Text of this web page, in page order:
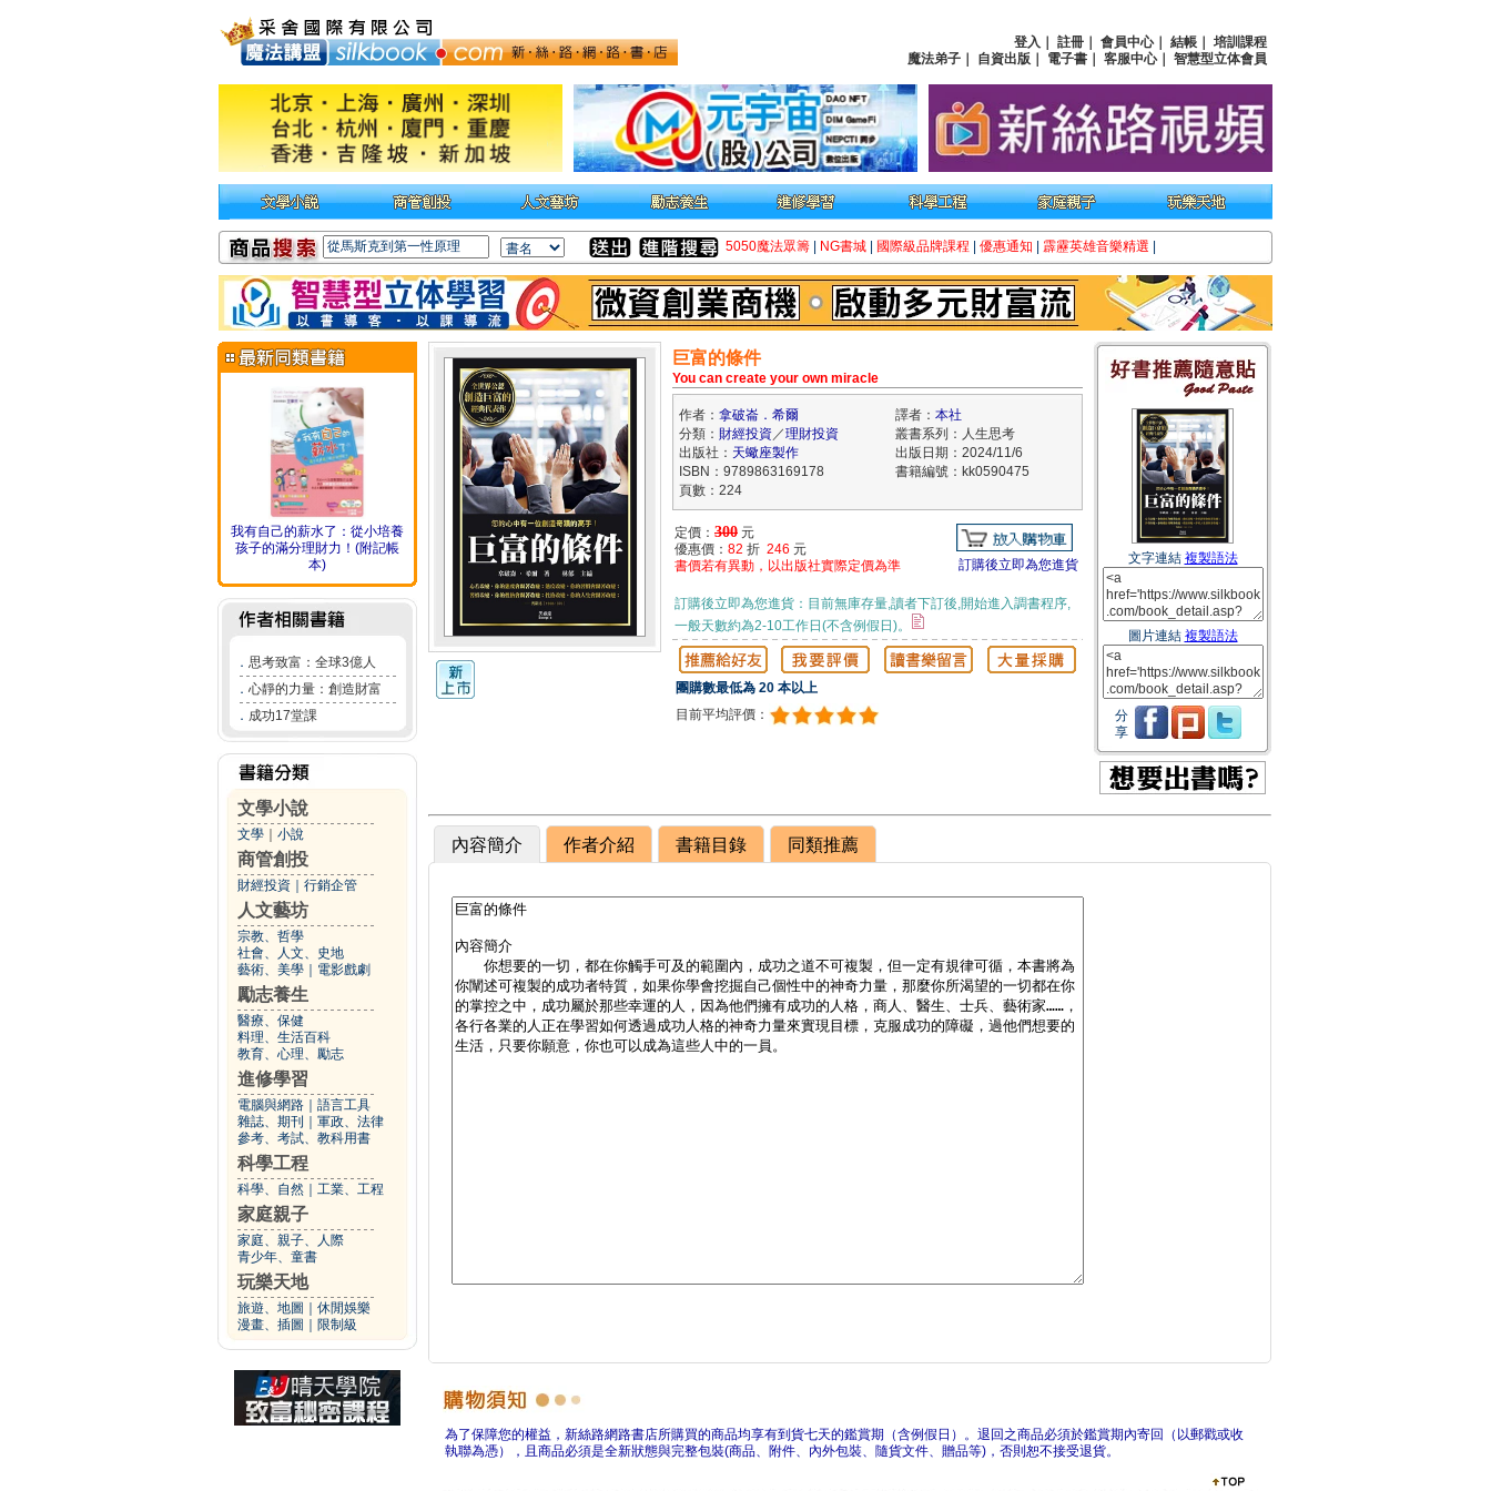
登入 註冊 會員中心｜ 結帳
培訓課程
魔法弟子
自資出版 電子書 客服中心｜ 智慧型立体會員
5050魔法眾籌 NG書城 國際級品牌課程 優惠通知 霹靂英雄音樂精選
我有自己的薪水了：從小培養
孩子的滿分理財力！(附記帳
本)
． 思考致富：全球3億人
． 心靜的力量：創造財富
． 成功17堂課
文學小說
文學 小說
商管創投
財經投資 行銷企管
人文藝坊
宗教、哲學
社會、人文、史地
藝術、美學
電影戲劇
勵志養生
醫療、保健
料理、生活百科
教育、心理、勵志
進修學習
電腦與網路
語言工具
雜誌、期刊
軍政、法律
參考、考試、教科用書
科學工程
科學、自然 工業、工程
家庭親子
家庭、親子、人際
青少年、童書
玩樂天地
旅遊、地圖
休閒娛樂
漫畫、插圖
限制級
巨富的條件
You can create your own miracle
作者： 拿破崙．希爾 譯者： 本社
分類： 財經投資／理財投資
叢書系列：人生思考
出版社： 天蠍座製作
出版日期：2024/11/6
ISBN：9789863169178
書籍編號：kk0590475
頁數：224
定價： 300 元
優惠價： 82 折 246 元
書價若有異動，以出版社實際定價為準
訂購後立即為您進貨
訂購後立即為您進貨：目前無庫存量,讀者下訂後,開始進入調書程序,
一般天數約為2-10工作日(不含例假日)。
團購數最低為 20 本以上
目前平均評價：
文字連結 複製語法
圖片連結 複製語法
分
享
內容簡介 作者介紹 書籍目錄 同類推薦
為了保障您的權益，新絲路網路書店所購買的商品均享有到貨七天的鑑賞期（含例假日）。退回之商品必須於鑑賞期內寄回（以郵戳或收
執聯為憑），且商品必須是全新狀態與完整包裝(商品、附件、內外包裝、隨貨文件、贈品等)，否則恕不接受退貨。